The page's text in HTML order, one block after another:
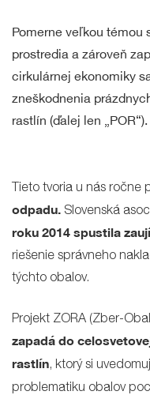
Pomerne veľkou témou
prostredia a zároveň
cirkulárnej ekonomiky
zneškodnenia
rastlín (ďalej len „POR“).
Tieto tvoria u nás ročne
odpadu. Slovenská
roku 2014 spustila
riešenie správneho
týchto obalov.
Projekt ZORA (Zber-
zapadá do
rastlín, ktorý si
problematiku obalov